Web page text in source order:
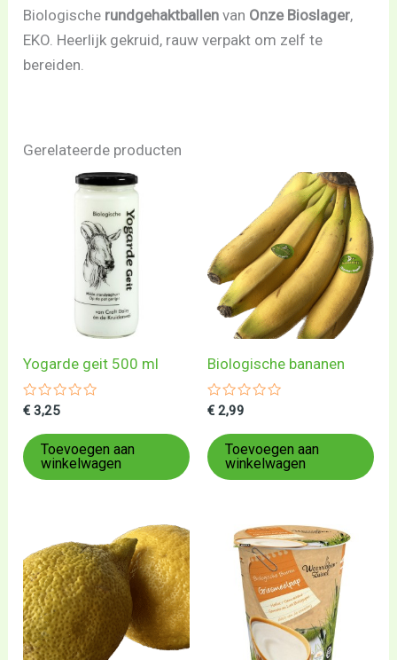
Biologische rundgehaktballen van Onze Bioslager,
EKO. Heerlijk gekruid, rauw verpakt om zelf te
bereiden.
Gerelateerde producten
Yogarde geit 500 ml
Gewaardeerd
uit
5
€ 3,25
Toevoegen aan
winkelwagen
Biologische bananen
Gewaardeerd
uit
5
€ 2,99
Toevoegen aan
winkelwagen